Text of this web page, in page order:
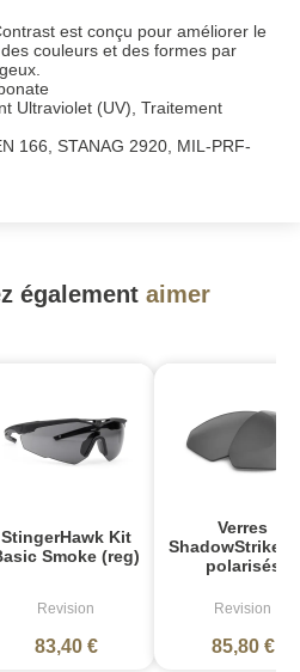
est conçu pour améliorer le
couleurs et des formes par
Ultraviolet (UV), Traitement
166, STANAG 2920, MIL-PRF-
également aimer
StingerHawk Kit
Smoke (reg)
Revision
83,40 €
Verres
ShadowStrike
polarisés
Revision
85,80 €